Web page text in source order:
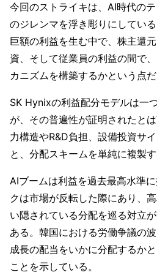
今回のストライキは、AI時代の
のジレンマを浮き彫りにしてい
巨額の利益を生む中で、株主還
資、そして従業員の利益の間で
カニズムを構築するかという点だ
SK Hynixの利益配分モデルは一
が、その普遍性が証明されたと
力構造やR&D負担、設備投資サ
と、分配スキームを単純に複製す
AIブームは利益を過去最高水準
クは市場が反転した際にあり、
い隠されている分配を巡る対立
ある。韓国における労働争議の
成長の配当をいかに分配するか
ことを示している。